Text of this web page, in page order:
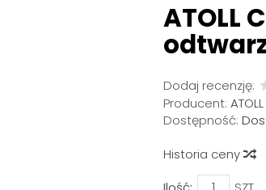
ATOLL
Dodaj recenzję:
Producent: ATOLL
Dostępność:
Historia ceny